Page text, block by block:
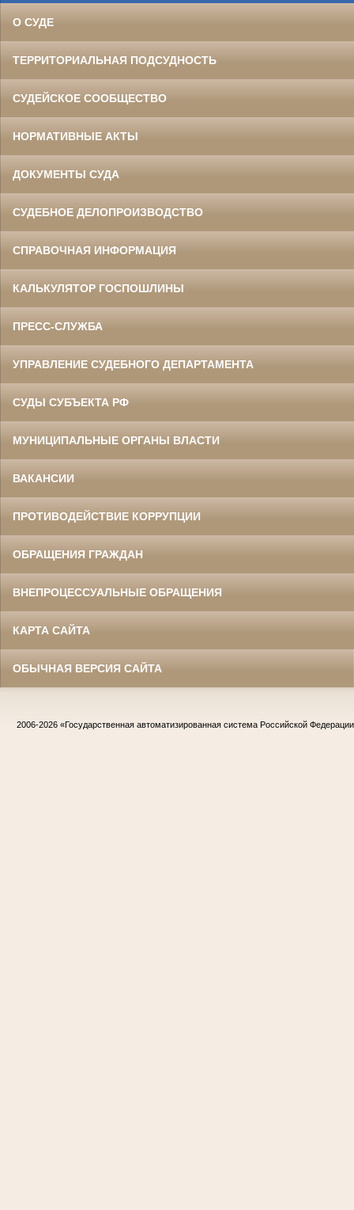
О СУДЕ
ТЕРРИТОРИАЛЬНАЯ ПОДСУДНОСТЬ
СУДЕЙСКОЕ СООБЩЕСТВО
НОРМАТИВНЫЕ АКТЫ
ДОКУМЕНТЫ СУДА
СУДЕБНОЕ ДЕЛОПРОИЗВОДСТВО
СПРАВОЧНАЯ ИНФОРМАЦИЯ
КАЛЬКУЛЯТОР ГОСПОШЛИНЫ
ПРЕСС-СЛУЖБА
УПРАВЛЕНИЕ СУДЕБНОГО ДЕПАРТАМЕНТА
СУДЫ СУБЪЕКТА РФ
МУНИЦИПАЛЬНЫЕ ОРГАНЫ ВЛАСТИ
ВАКАНСИИ
ПРОТИВОДЕЙСТВИЕ КОРРУПЦИИ
ОБРАЩЕНИЯ ГРАЖДАН
ВНЕПРОЦЕССУАЛЬНЫЕ ОБРАЩЕНИЯ
КАРТА САЙТА
ОБЫЧНАЯ ВЕРСИЯ САЙТА
2006-2026 «Государственная автоматизированная система Российской